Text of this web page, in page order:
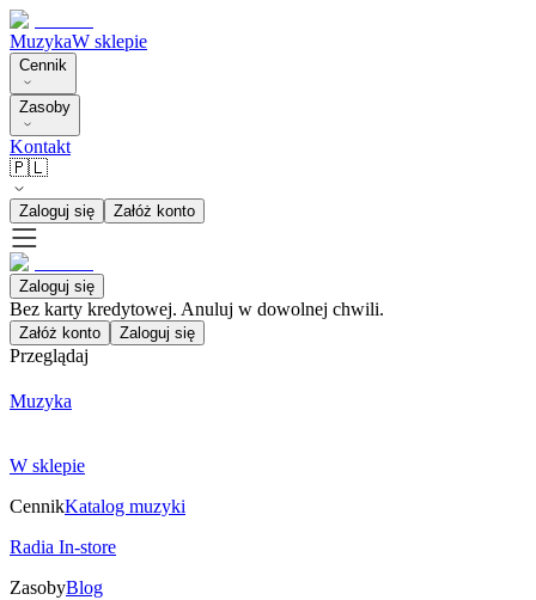
MuzykaW sklepie
Cennik
Zasoby
Kontakt
🇵🇱
Zaloguj się Załóż konto
Zaloguj się
Bez karty kredytowej. Anuluj w dowolnej chwili.
Załóż konto Zaloguj się
Przeglądaj
Muzyka
W sklepie
CennikKatalog muzyki
Radia In-store
ZasobyBlog